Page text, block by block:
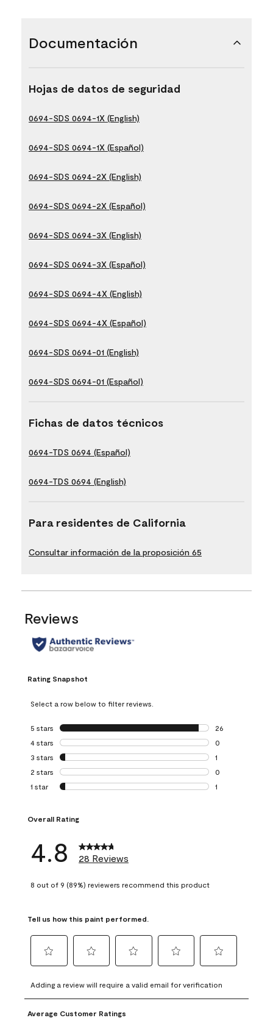
Documentación
Hojas de datos de seguridad
0694-SDS 0694-1X (English)
0694-SDS 0694-1X (Español)
0694-SDS 0694-2X (English)
0694-SDS 0694-2X (Español)
0694-SDS 0694-3X (English)
0694-SDS 0694-3X (Español)
0694-SDS 0694-4X (English)
0694-SDS 0694-4X (Español)
0694-SDS 0694-01 (English)
0694-SDS 0694-01 (Español)
Fichas de datos técnicos
0694-TDS 0694 (Español)
0694-TDS 0694 (English)
Para residentes de California
Consultar información de la proposición 65
Reviews
Rating Snapshot
Select a row below to filter reviews.
5 stars stars
26
26 reviews with
4 stars stars
0
0 reviews with 4
3 stars stars
1
1 review with 3
2 stars stars
0
0 reviews with 2
1 star stars
1
Overall Rating
4.8 28 Reviews
8 out of 9 (89%) reviewers recommend this product
Tell us how this paint performed.
to
rate
the
item
to
rate
the
to
rate
item
to
rate
to
rate
Adding a review will require a valid email for verification
Average Customer Ratings